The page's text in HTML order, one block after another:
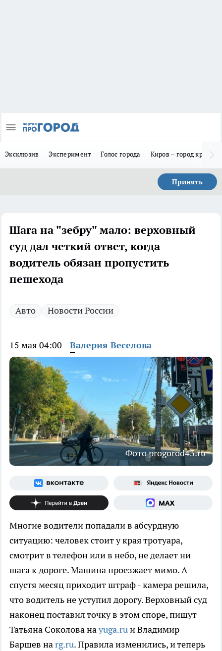
Эксклюзив Эксперимент Голос города Киров – город
Принять
Шага на "зебру" мало: верховный
суд дал четкий ответ, когда
водитель обязан пропустить
пешехода
Авто Новости России
15 мая 04:00 Валерия Веселова
Фото progorod43.ru
Многие водители попадали в абсурдную
ситуацию: человек стоит у края тротуара,
смотрит в телефон или в небо, не делает ни
шага к дороге. Машина проезжает мимо. А
спустя месяц приходит штраф - камера решила,
что водитель не уступил дорогу. Верховный суд
наконец поставил точку в этом споре, пишут
Татьяна Соколова наyuga.ruи Владимир
Баршев наrg.ru. Правила изменились, и теперь